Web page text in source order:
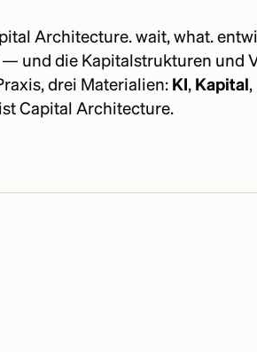
Architecture. wait, what.
und die Kapitalstrukturen und
drei Materialien: KI , Kapital ,
Capital Architecture.